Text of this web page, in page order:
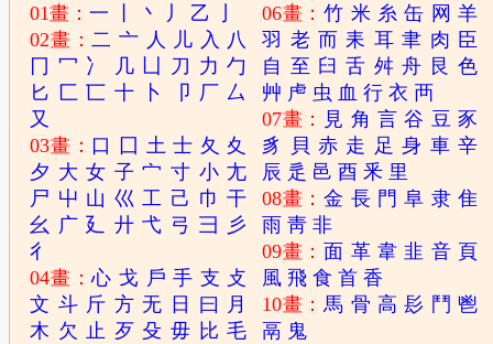
01畫：一 丶 丿 乙
02畫：二 亠 人 儿 入 八
冂 冖 冫 几 凵 刀 力 勹
匕 匚 匸 十 卜 卩 厂 厶
又
03畫： 口 囗 土 士 夂 夊
夕 大 女 子 宀 寸 小 尢
尸 屮 山 巛 工 己 巾 干
幺 广 廴 廾 弋 弓 彐
彡
彳
04畫：心 戈 戶 手 支 攴
文 斗 斤 方 无 日 曰 月
木 欠 止 歹 殳 毋 比 毛
06畫：竹 米 糸 缶 网 羊
羽 老 而 耒 耳 聿 肉 臣
自 至 臼 舌 舛 舟 艮 色
艸 虍 虫 血 行 衣 襾
07畫： 見 角 言 谷 豆 豕
豸
貝 赤 走 足 身 車 辛
辰 辵 邑 酉 釆 里
08畫：金 長 門 阜 隶 隹
雨 靑 非
09畫： 面 革 韋 韭 音 頁
風 飛 食 首 香
10畫：馬 骨 高 髟 鬥 鬯
鬲 鬼